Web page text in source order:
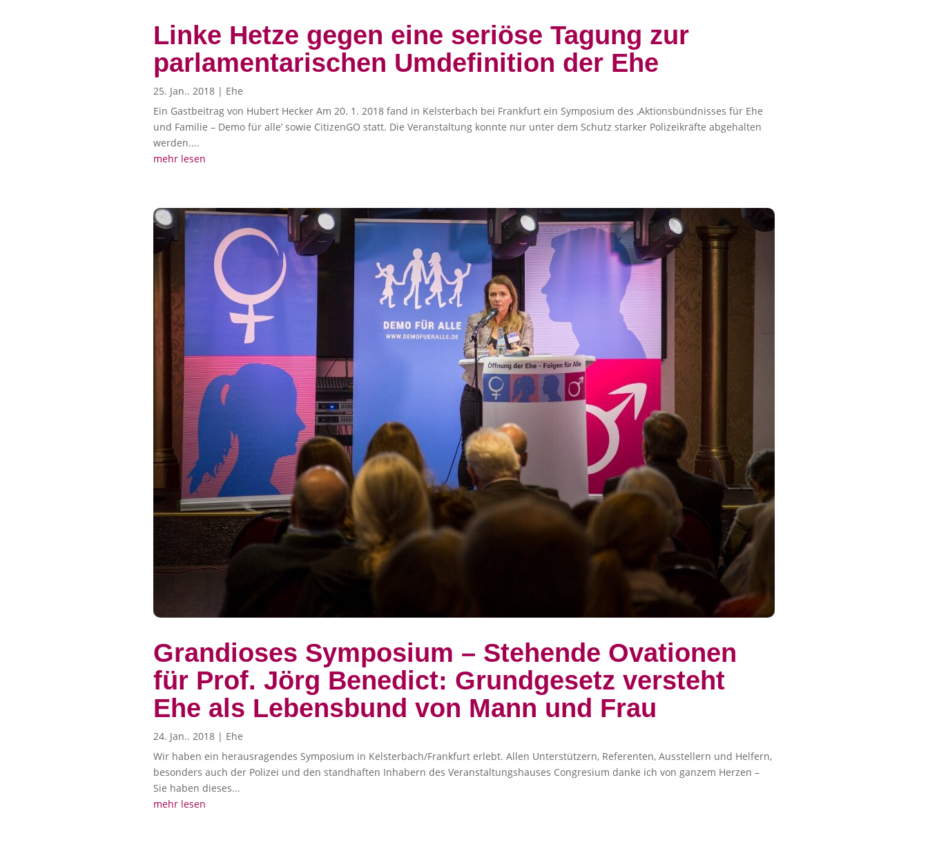
Linke Hetze gegen eine seriöse Tagung zur
parlamentarischen Umdefinition der Ehe
25. Jan.. 2018 | Ehe
Ein Gastbeitrag von Hubert Hecker Am 20. 1. 2018 fand in Kelsterbach bei Frankfurt ein Symposium des ‚Aktionsbündnisses für Ehe
und Familie – Demo für alle’ sowie CitizenGO statt. Die Veranstaltung konnte nur unter dem Schutz starker Polizeikräfte abgehalten
werden....
mehr lesen
Grandioses Symposium – Stehende Ovationen
für Prof. Jörg Benedict: Grundgesetz versteht
Ehe als Lebensbund von Mann und Frau
24. Jan.. 2018 | Ehe
Wir haben ein herausragendes Symposium in Kelsterbach/Frankfurt erlebt. Allen Unterstützern, Referenten, Ausstellern und Helfern,
besonders auch der Polizei und den standhaften Inhabern des Veranstaltungshauses Congresium danke ich von ganzem Herzen –
Sie haben dieses...
mehr lesen